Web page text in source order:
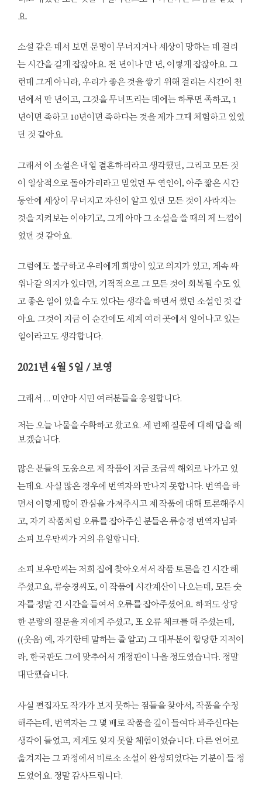
요.
소설 같은 데서 보면 문명이 무너지거나 세상이 망하는 데 걸리
는 시간을 길게 잡잖아요. 천 년이나 만 년, 이렇게 잡잖아요. 그
런데 그게 아니라, 우리가 좋은 것을 쌓기 위해 걸리는 시간이 천
년에서 만 년이고, 그것을 무너뜨리는 데에는 하루면 족하고, 1
년이면 족하고 10년이면 족하다는 것을 제가 그때 체험하고 있었
던 것 같아요.
그래서 이 소설은 내일 결혼하리라고 생각했던, 그리고 모든 것
이 일상적으로 돌아가리라고 믿었던 두 연인이, 아주 짧은 시간
동안에 세상이 무너지고 자신이 알고 있던 모든 것이 사라지는
것을 지켜보는 이야기고, 그게 아마 그 소설을 쓸 때의 제 느낌이
었던 것 같아요.
그럼에도 불구하고 우리에게 희망이 있고 의지가 있고, 계속 싸
워나갈 의지가 있다면, 기적적으로 그 모든 것이 회복될 수도 있
고 좋은 일이 있을 수도 있다는 생각을 하면서 썼던 소설인 것 같
아요. 그것이 지금 이 순간에도 세계 여러 곳에서 일어나고 있는
일이라고도 생각합니다.
2021년 4월 5일 / 보영
그래서 … 미얀마 시민 여러분들을 응원합니다.
저는 오늘 나물을 수확하고 왔고요. 세 번째 질문에 대해 답을 해
보겠습니다.
많은 분들의 도움으로 제 작품이 지금 조금씩 해외로 나가고 있
는데요. 사실 많은 경우에 번역자와 만나지 못합니다. 번역을 하
면서 이렇게 많이 관심을 가져주시고 제 작품에 대해 토론해주시
고, 자기 작품처럼 오류를 잡아주신 분들은 류승경 번역자님과
소피 보우만씨가 거의 유일합니다.
소피 보우만씨는 저희 집에 찾아오셔서 작품 토론을 긴 시간 해
주셨고요, 류승경씨도, 이 작품에 시간계산이 나오는데, 모든 숫
자를 정말 긴 시간을 들여서 오류를 잡아주셨어요. 하퍼도 상당
한 분량의 질문을 저에게 주셨고, 또 오류 체크를 해 주셨는데,
((웃음) 예, 자기한테 말하는 줄 알고) 그 대부분이 합당한 지적이
라, 한국판도 그에 맞추어서 개정판이 나올 정도였습니다. 정말
대단했습니다.
사실 편집자도 작가가 보지 못하는 점들을 찾아서, 작품을 수정
해주는데, 번역자는 그 몇 배로 작품을 깊이 들여다 봐주신다는
생각이 들었고, 제게도 잊지 못할 체험이었습니다. 다른 언어로
옮겨지는 그 과정에서 비로소 소설이 완성되었다는 기분이 들 정
도였어요. 정말 감사드립니다.